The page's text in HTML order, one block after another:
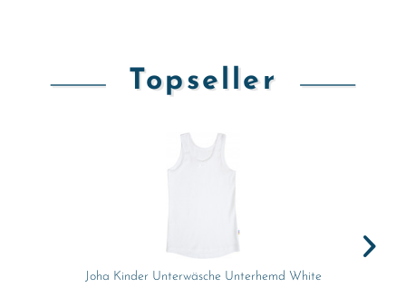
Topseller
Joha Kinder Unterwäsche Unterhemd White